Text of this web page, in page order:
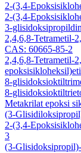
2-(3,4-
2-(3,4-
3-
2,4,6,8-Tetrametil-
CAS: 60665-85-2
2,4,6,8-Tetrametil-
8-
8-
Metakrilat epoksi
(3-
2-(3,4-
3
(3-